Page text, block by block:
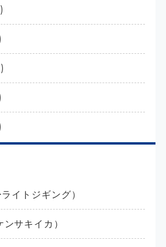
イトジギング）
サキイカ）